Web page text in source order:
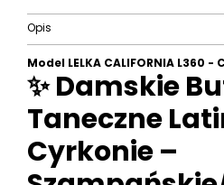
Opis
Model LELKA CALIFORNIA L360 -
✨ Damskie
Taneczne
Cyrkonie –